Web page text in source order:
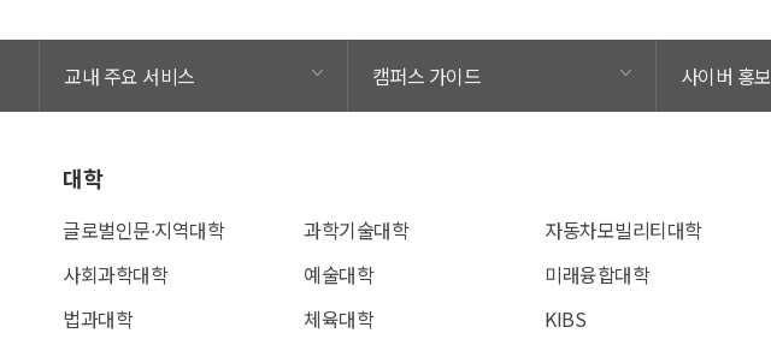
교내 주요 서비스 캠퍼스 가이드 사이버 홍보
대학
글로벌인문∙지역대학
사회과학대학
법과대학
과학기술대학
예술대학
체육대학
자동차모빌리티대학
미래융합대학
KIBS